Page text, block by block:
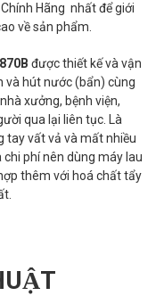
Hãng nhất để giới
về sản phẩm.
được thiết kế và vận
và hút nước (bẩn) cùng
xưởng, bệnh viện,
qua lại liên tục. Là
tay vất vả và mất nhiều
phí nên dùng máy lau
thêm với hoá chất tẩy